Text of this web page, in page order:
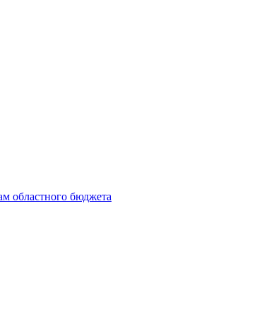
областного бюджета